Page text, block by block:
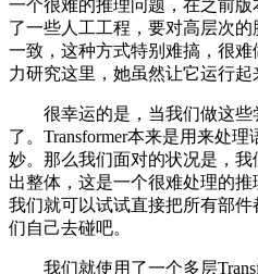
一个很难的推理问题，在之前
了一些人工工程，要对高层次
一致，这种方式特别难搞，很难
力研究这里，她虽然让它运行起
很幸运的是，当我们做这些
了。Transformer本来是用来处
妙。那么我们面对的状况是，
出整体，这是一个很难处理的推
我们就可以试试直接把所有部件
们自己去碰吧。
我们就使用了一个多层